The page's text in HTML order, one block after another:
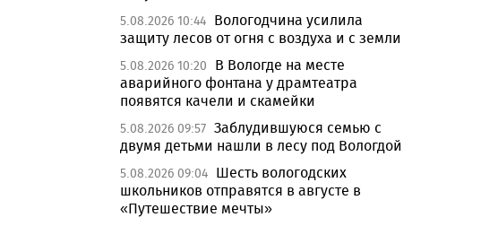
5.08.2026 10:44 Вологодчина усилила
защиту лесов от огня с воздуха и с земли
5.08.2026 10:20
В Вологде на месте
аварийного фонтана у драмтеатра
появятся качели и скамейки
5.08.2026 09:57 Заблудившуюся семью с
двумя детьми нашли в лесу под Вологдой
5.08.2026 09:04 Шесть вологодских
школьников отправятся в августе в
«Путешествие мечты»